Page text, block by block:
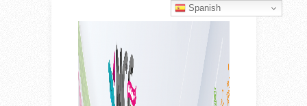
Spanish